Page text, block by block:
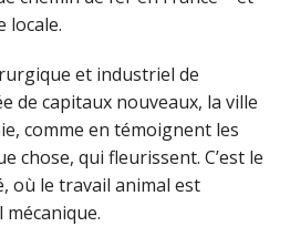
locale.
et industriel de
de capitaux nouveaux, la ville
comme en témoignent les
chose, qui fleurissent. C’est le
où le travail animal est